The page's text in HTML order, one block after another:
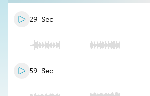
29 Sec
59 Sec